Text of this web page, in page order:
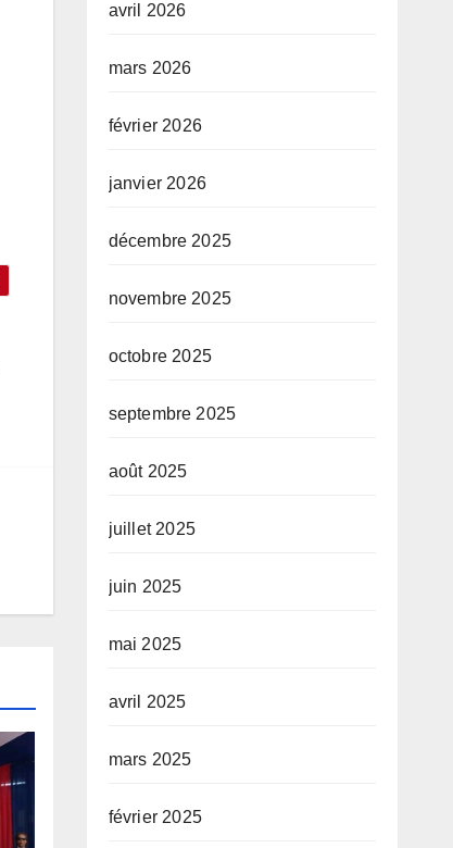
avril 2026
mars 2026
février 2026
janvier 2026
décembre 2025
novembre 2025
octobre 2025
septembre 2025
août 2025
juillet 2025
juin 2025
mai 2025
avril 2025
mars 2025
février 2025